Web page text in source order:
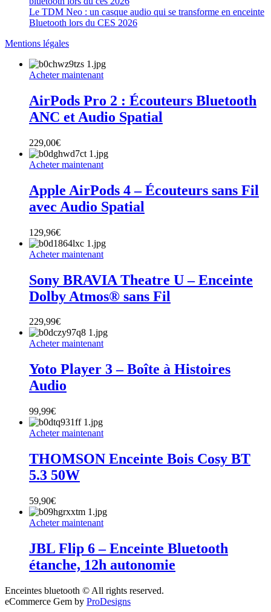
Le TDM Neo : un casque audio qui se transforme en enceinte
Bluetooth lors du CES 2026
Mentions légales
Acheter maintenant
AirPods Pro 2 : Écouteurs Bluetooth
ANC et Audio Spatial
229,00€
Acheter maintenant
Apple AirPods 4 – Écouteurs sans Fil
avec Audio Spatial
129,96€
Acheter maintenant
Sony BRAVIA Theatre U – Enceinte
Dolby Atmos® sans Fil
229,99€
Acheter maintenant
Yoto Player 3 – Boîte à Histoires
Audio
99,99€
Acheter maintenant
THOMSON Enceinte Bois Cosy BT
5.3 50W
59,90€
Acheter maintenant
JBL Flip 6 – Enceinte Bluetooth
étanche, 12h autonomie
Enceintes bluetooth © All rights reserved.
eCommerce Gem by ProDesigns